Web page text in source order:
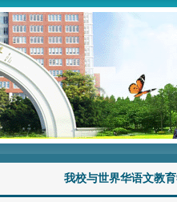
我校与世界华语文教